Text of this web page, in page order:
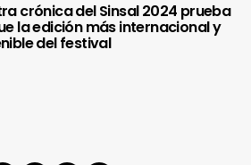
crónica del Sinsal 2024 prueba
la edición más internacional y
del festival